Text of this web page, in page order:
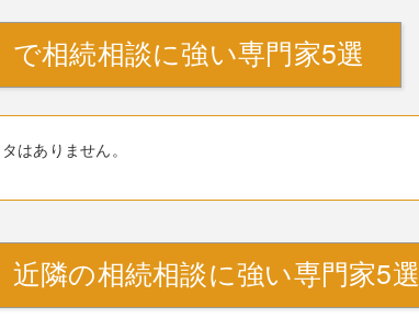
で相続相談に強い専門家5選
はありません。
近隣の相続相談に強い専門家5選